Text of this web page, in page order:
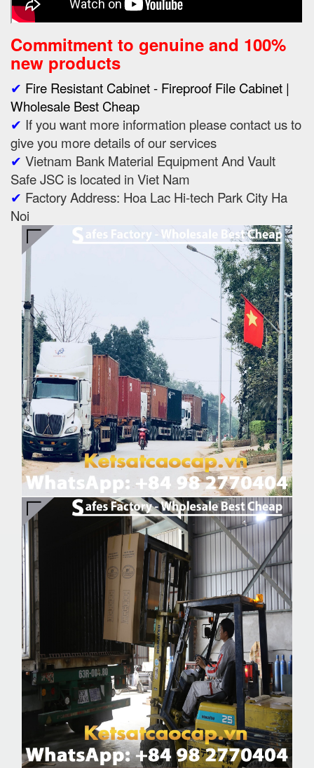
Commitment to genuine and 100%
new products
✔ Fire Resistant Cabinet - Fireproof File Cabinet |
Wholesale Best Cheap
✔ If you want more information please contact us to
give you more details of our services
✔ Vietnam Bank Material Equipment And Vault
Safe JSC is located in Viet Nam
✔ Factory Address: Hoa Lac Hi-tech Park City Ha
Noi